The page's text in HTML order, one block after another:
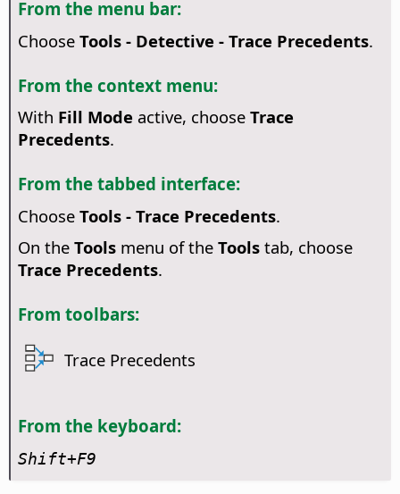
From the menu bar:
Choose Tools - Detective - Trace Precedents.
From the context menu:
With Fill Mode active, choose Trace
Precedents.
From the tabbed interface:
Choose Tools - Trace Precedents.
On the Toolsmenu of the Toolstab, choose
Trace Precedents.
From toolbars:
Trace Precedents
From the keyboard:
Shift+F9